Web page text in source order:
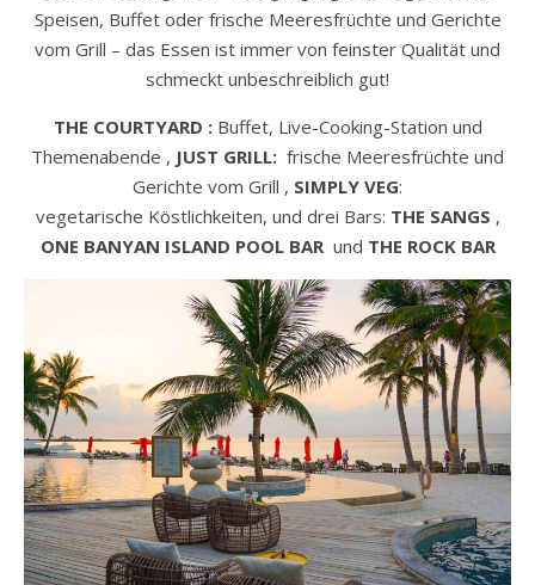
Speisen, Buffet oder frische Meeresfrüchte und Gerichte
vom Grill – das Essen ist immer von feinster Qualität und
schmeckt unbeschreiblich gut!
THE COURTYARD : Buffet, Live-Cooking-Station und
Themenabende , JUST GRILL: frische Meeresfrüchte und
Gerichte vom Grill , SIMPLY VEG:
vegetarische Köstlichkeiten, und drei Bars: THE SANGS ,
ONE BANYAN ISLAND POOL BARund THE ROCK BAR